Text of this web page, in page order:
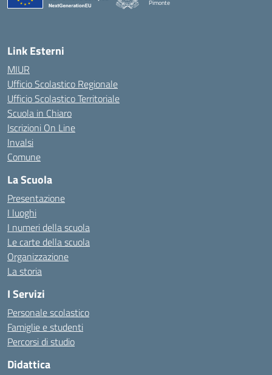
Pimonte
Link Esterni
MIUR
Ufficio Scolastico Regionale
Ufficio Scolastico Territoriale
Scuola in Chiaro
Iscrizioni On Line
Invalsi
Comune
La Scuola
Presentazione
I luoghi
I numeri della scuola
Le carte della scuola
Organizzazione
La storia
I Servizi
Personale scolastico
Famiglie e studenti
Percorsi di studio
Didattica